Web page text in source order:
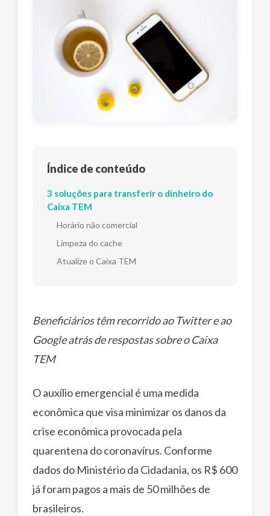
Índice de conteúdo
3 soluções para transferir o dinheiro do
Caixa TEM
Horário não comercial
Limpeza do cache
Atualize o Caixa TEM
Beneficiários têm recorrido ao Twitter e ao
Google atrás de respostas sobre o Caixa
TEM
O auxílio emergencial é uma medida
econômica que visa minimizar os danos da
crise econômica provocada pela
quarentena do coronavírus. Conforme
dados do Ministério da Cidadania, os R$ 600
já foram pagos a mais de 50 milhões de
brasileiros.